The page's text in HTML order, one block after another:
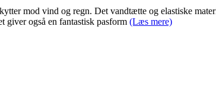
mod vind og regn. Det vandtætte og elastiske
giver også en fantastisk pasform (Læs mere)